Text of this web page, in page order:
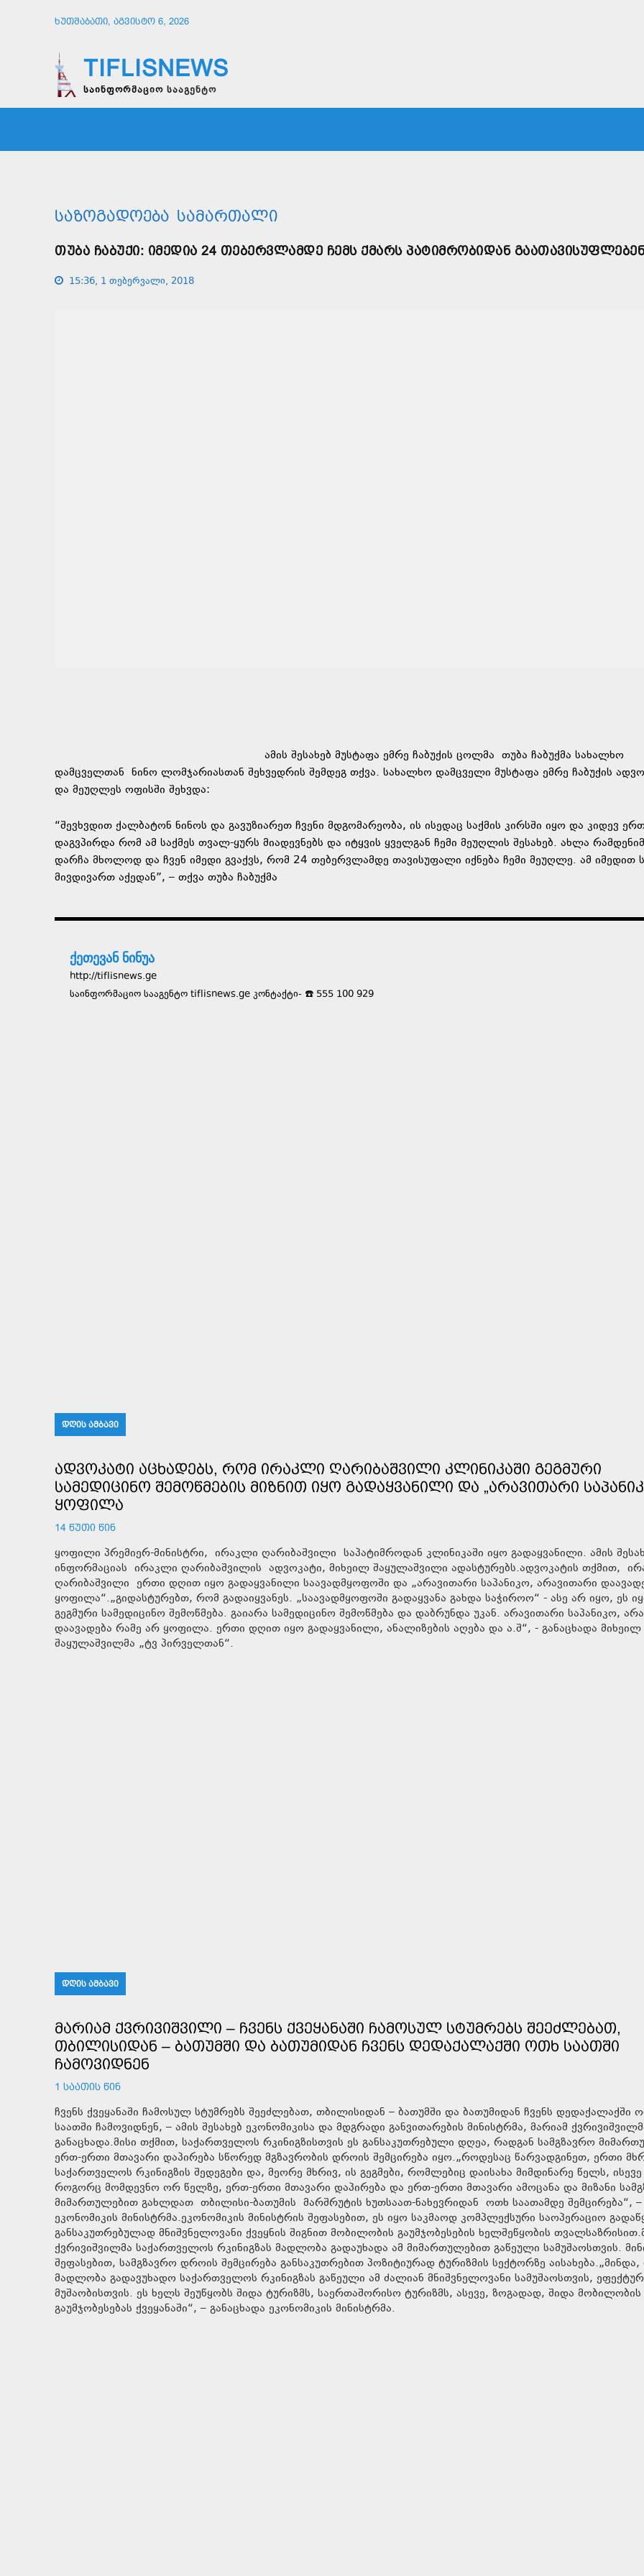
ᲮᲣᲗᲨᲐᲑᲐᲗᲘ, ᲐᲒᲕᲘᲡᲢᲝ 6, 2026
TIFLISNEWS
საინფორმაციო სააგენტო
ᲡᲐᲖᲝᲒᲐᲓᲝᲔᲑᲐ ᲡᲐᲛᲐᲠᲗᲐᲚᲘ
ᲗᲣᲑᲐ ᲩᲐᲑᲣᲥᲘ: ᲘᲛᲔᲓᲘᲐ 24 ᲗᲔᲑᲔᲠᲕᲚᲐᲛᲓᲔ ᲩᲔᲛᲡ ᲥᲛᲐᲠᲡ ᲞᲐᲢᲘᲛᲠᲝᲑᲘᲓᲐᲜ ᲒᲐᲐᲗᲐᲕᲘᲡᲣᲤᲚᲔᲑᲔᲜ
15:36, 1 თებერვალი, 2018
ამის შესახებ მუსტაფა ემრე ჩაბუქის ცოლმა თუბა ჩაბუქმა სახალხო
დამცველთან ნინო ლომჯარიასთან შეხვედრის შემდეგ თქვა. სახალხო დამცველი მუსტაფა ემრე ჩაბუქის
და მეუღლეს ოფისში შეხვდა:
“შევხვდით ქალბატონ ნინოს და გავუზიარეთ ჩვენი მდგომარეობა, ის ისედაც საქმის კირსში იყო და კიდევ
დაგვპირდა რომ ამ საქმეს თვალ-ყურს მიადევნებს და იტყვის ყველგან ჩემი მეუღლის შესახებ. ახლა
დარჩა მხოლოდ და ჩვენ იმედი გვაქვს, რომ 24 თებერვლამდე თავისუფალი იქნება ჩემი მეუღლე. ამ იმედით
მივდივართ აქედან”, – თქვა თუბა ჩაბუქმა
ქეთევან ნინუა
http://tiflisnews.ge
საინფორმაციო სააგენტო tiflisnews.ge კონტაქტი- ☎️ 555 100 929
ᲓᲦᲘᲡ ᲐᲛᲑᲐᲕᲘ
ᲐᲓᲕᲝᲙᲐᲢᲘ ᲐᲪᲮᲐᲓᲔᲑᲡ, ᲠᲝᲛ ᲘᲠᲐᲙᲚᲘ ᲦᲐᲠᲘᲑᲐᲨᲕᲘᲚᲘ ᲙᲚᲘᲜᲘᲙᲐᲨᲘ ᲒᲔᲒᲛᲣᲠᲘ
ᲡᲐᲛᲔᲓᲘᲪᲘᲜᲝ ᲨᲔᲛᲝᲬᲛᲔᲑᲘᲡ ᲛᲘᲖᲜᲘᲗ ᲘᲧᲝ ᲒᲐᲓᲐᲧᲕᲐᲜᲘᲚᲘ ᲓᲐ „ᲐᲠᲐᲕᲘᲗᲐᲠᲘ
ᲧᲝᲤᲘᲚᲐ
14 ᲬᲣᲗᲘ ᲬᲘᲜ
ყოფილი პრემიერ-მინისტრი, ირაკლი ღარიბაშვილი საპატიმროდან კლინიკაში იყო გადაყვანილი. ამის
ინფორმაციას ირაკლი ღარიბაშვილის ადვოკატი, მიხეილ შაყულაშვილი ადასტურებს.ადვოკატის თქმით,
ღარიბაშვილი ერთი დღით იყო გადაყვანილი საავადმყოფოში და „არავითარი საპანიკო, არავითარი
ყოფილა“.„გიდასტურებთ, რომ გადაიყვანეს. „საავადმყოფოში გადაყვანა გახდა საჭიროო“ - ასე არ იყო, ეს
გეგმური სამედიცინო შემოწმება. გაიარა სამედიცინო შემოწმება და დაბრუნდა უკან. არავითარი საპანიკო,
დაავადება რამე არ ყოფილა. ერთი დღით იყო გადაყვანილი, ანალიზების აღება და ა.შ“, - განაცხადა მიხეილ
შაყულაშვილმა „ტვ პირველთან“.
ᲓᲦᲘᲡ ᲐᲛᲑᲐᲕᲘ
ᲛᲐᲠᲘᲐᲛ ᲥᲕᲠᲘᲕᲘᲨᲕᲘᲚᲘ – ᲩᲕᲔᲜᲡ ᲥᲕᲔᲧᲐᲜᲐᲨᲘ ᲩᲐᲛᲝᲡᲣᲚ ᲡᲢᲣᲛᲠᲔᲑᲡ ᲨᲔᲔᲫᲚᲔᲑᲐᲗ,
ᲗᲑᲘᲚᲘᲡᲘᲓᲐᲜ – ᲑᲐᲗᲣᲛᲨᲘ ᲓᲐ ᲑᲐᲗᲣᲛᲘᲓᲐᲜ ᲩᲕᲔᲜᲡ ᲓᲔᲓᲐᲥᲐᲚᲐᲥᲨᲘ ᲝᲗᲮ ᲡᲐᲐᲗᲨᲘ
ᲩᲐᲛᲝᲕᲘᲓᲜᲔᲜ
1 ᲡᲐᲐᲗᲘᲡ ᲬᲘᲜ
ჩვენს ქვეყანაში ჩამოსულ სტუმრებს შეეძლებათ, თბილისიდან – ბათუმში და ბათუმიდან ჩვენს დედაქალაქში
საათში ჩამოვიდნენ, – ამის შესახებ ეკონომიკისა და მდგრადი განვითარების მინისტრმა, მარიამ
განაცხადა.მისი თქმით, საქართველოს რკინიგზისთვის ეს განსაკუთრებული დღეა, რადგან სამგზავრო
ერთ-ერთი მთავარი დაპირება სწორედ მგზავრობის დროის შემცირება იყო.„როდესაც წარვადგინეთ, ერთი
საქართველოს რკინიგზის შედეგები და, მეორე მხრივ, ის გეგმები, რომლებიც დაისახა მიმდინარე წელს, ისევე
როგორც მომდევნო ორ წელზე, ერთ-ერთი მთავარი დაპირება და ერთ-ერთი მთავარი ამოცანა და მიზანი
მიმართულებით გახლდათ თბილისი-ბათუმის მარშრუტის ხუთსაათ-ნახევრიდან ოთხ საათამდე შემცირება“, –
ეკონომიკის მინისტრმა.ეკონომიკის მინისტრის შეფასებით, ეს იყო საკმაოდ კომპლექსური საოპერაციო
განსაკუთრებულად მნიშვნელოვანი ქვეყნის შიგნით მობილობის გაუმჯობესების ხელშეწყობის
ქვრივიშვილმა საქართველოს რკინიგზას მადლობა გადაუხადა ამ მიმართულებით გაწეული სამუშაოსთვის.
შეფასებით, სამგზავრო დროის შემცირება განსაკუთრებით პოზიტიურად ტურიზმის სექტორზე
მადლობა გადავუხადო საქართველოს რკინიგზას გაწეული ამ ძალიან მნიშვნელოვანი სამუშაოსთვის,
მუშაობისთვის. ეს ხელს შეუწყობს შიდა ტურიზმს, საერთაშორისო ტურიზმს, ასევე, ზოგადად, შიდა მობილობის
გაუმჯობესებას ქვეყანაში“, – განაცხადა ეკონომიკის მინისტრმა.